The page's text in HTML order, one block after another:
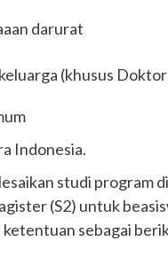
darurat
(khusus
Indonesia.
studi program
(S2) untuk
sebagai